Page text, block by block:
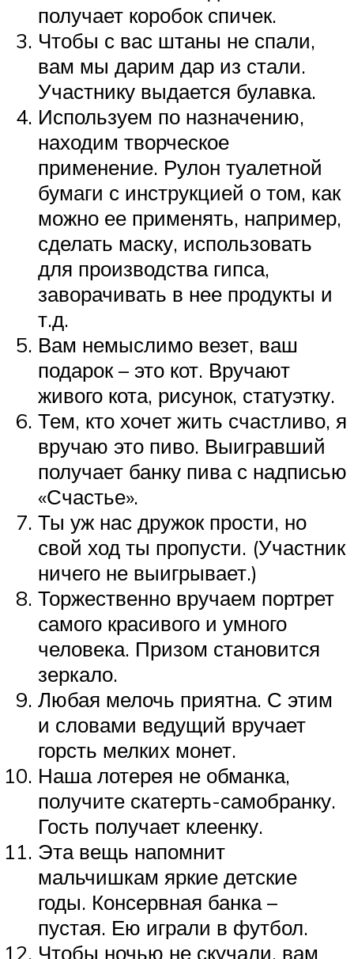
получает коробок спичек.
Чтобы с вас штаны не спали,
вам мы дарим дар из стали.
Участнику выдается булавка.
Используем по назначению,
находим творческое
применение. Рулон туалетной
бумаги с инструкцией о том, как
можно ее применять, например,
сделать маску, использовать
для производства гипса,
заворачивать в нее продукты и
т.д.
Вам немыслимо везет, ваш
подарок – это кот. Вручают
живого кота, рисунок, статуэтку.
Тем, кто хочет жить счастливо, я
вручаю это пиво. Выигравший
получает банку пива с надписью
«Счастье».
Ты уж нас дружок прости, но
свой ход ты пропусти. (Участник
ничего не выигрывает.)
Торжественно вручаем портрет
самого красивого и умного
человека. Призом становится
зеркало.
Любая мелочь приятна. С этим
и словами ведущий вручает
горсть мелких монет.
Наша лотерея не обманка,
получите скатерть-самобранку.
Гость получает клеенку.
Эта вещь напомнит
мальчишкам яркие детские
годы. Консервная банка –
пустая. Ею играли в футбол.
Чтобы ночью не скучали, вам